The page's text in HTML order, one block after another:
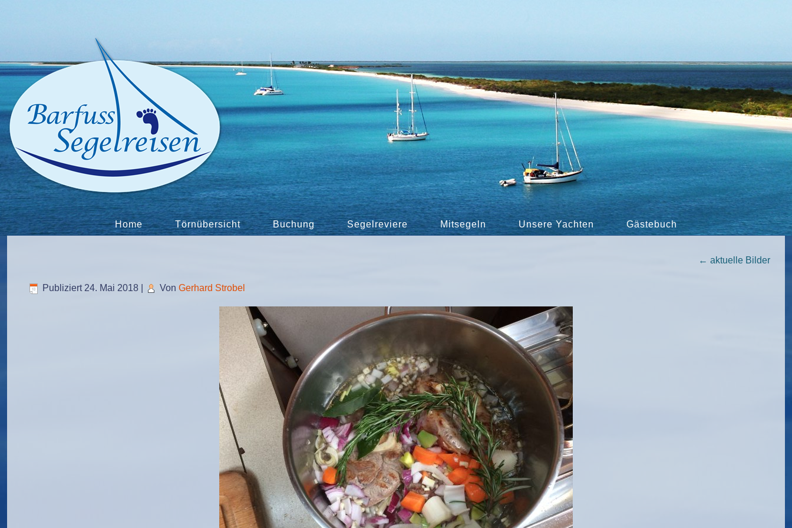
Home Törnübersicht Buchung Segelreviere Mitsegeln Unsere Yachten Gästebuch
← aktuelle Bilder
Publiziert 24. Mai 2018 Von Gerhard Strobel